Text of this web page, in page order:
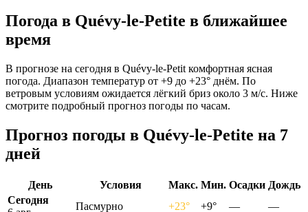
Погода в Quévy-le-Petitе в ближайшее
время
В прогнозе на сегодня в Quévy-le-Petit комфортная ясная
погода. Диапазон температур от +9 до +23° днём. По
ветровым условиям ожидается лёгкий бриз около 3 м/с. Ниже
смотрите подробный прогноз погоды по часам.
Прогноз погоды в Quévy-le-Petitе на 7
дней
День Условия Макс. Мин. Осадки Дождь
Сегодня
Пасмурно +23° +9° —
—